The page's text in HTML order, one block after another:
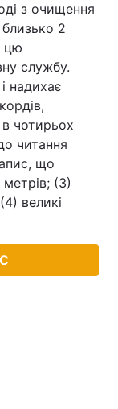
з очищення
2
цю
службу.
надихає
чотирьох
читання
що
(3)
великі